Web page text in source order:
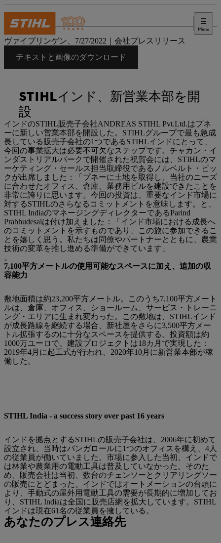
Menu
プレス
ヴァイブリンゲン、7/27/2022｜会社プレスリリース
テキストと画像のダウンロード
STIHLインド、新営業本部を開
設
インドのSTIHL販売子会社ANDREAS STIHL Pvt.Ltd.はプネ
ーに新しい営業本部を開設した。STIHLグループで最も急成
長している販売子会社の1つであるSTIHLインドにとって、
今回の事業拡大は必要不可欠なステップです。チャカン・イ
ンダストリアルパークで開催された祝賀会には、STIHLのマ
ーケティング・セールス担当取締役であるノルベルト・ピッ
クが出席しました：「プネーに土地を取得し、当社のニーズ
に合わせたオフィス、倉庫、業務用ビルを建設できたことを
非常に誇りに思います。今回の投資は、重要なインド市場に
対するSTIHLのさらなるコミットメントを意味します。と、
STIHL IndiaのマネージングディレクターであるParind
Prabhudesaiは付け加えました：「インド市場における成長へ
のコミットメントを示すものであり、この旅に参加できるこ
とを嬉しく思う。私たちは同僚やパートナーとともに、農業
技術の変革を推し進める準備ができています」
。
7,100平方メートルの使用可能なスペースに加え、追加の収
容能力
敷地面積は約23,200平方メートル。このうち7,100平方メート
ルは、倉庫、オフィス、ショールーム、サービス・トレーニ
ング・エリアに生まれ変わった。この敷地は、STIHLインド
が成長路線を継続する場合、新社屋をさらに3,500平方メー
トル拡張するのに十分なスペースを提供する。投資額は約
1000万ユーロで、建設プロジェクトは18カ月で実現した：
2019年4月に起工式が行われ、2020年10月に新営業本部が稼
働した。
STIHL India - a success story over past 16 years
インドを拠点とするSTIHLの販売子会社は、2006年に初めて
設立され、当時はバンガロールに1つのオフィスを構え、4人
の従業員が働いていました。市場に参入した当初、インドで
は林業や農業用の電動工具は普及していなかった。そのた
め、販売会社は当初、数台のチェンソーとクリアリングソー
の販売にとどまった。インドではオートメーションの台頭に
より、手動式の屋外用電動工具の需要が長期的に増加してお
り、STIHL Indiaは全国に販売店網を拡大しています。STIHL
インドは現在61名の従業員を擁している。
あなたのプレス連絡先